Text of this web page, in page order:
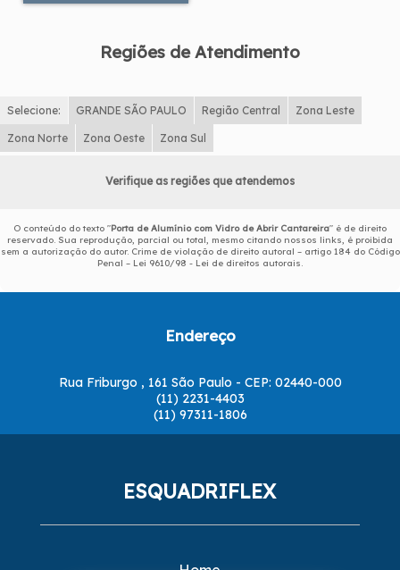
Regiões de Atendimento
Selecione: GRANDE SÃO PAULO Região Central Zona Leste
Zona Norte Zona Oeste Zona Sul
Verifique as regiões que atendemos
O conteúdo do texto "Porta de Alumínio com Vidro de Abrir Cantareira" é de direito
reservado. Sua reprodução, parcial ou total, mesmo citando nossos links, é proibida
sem a autorização do autor. Crime de violação de direito autoral – artigo 184 do Código
Penal – Lei 9610/98 - Lei de direitos autorais
Endereço
Rua Friburgo , 161 São Paulo - CEP: 02440-000
(11) 2231-4403
(11) 97311-1806
ESQUADRIFLEX